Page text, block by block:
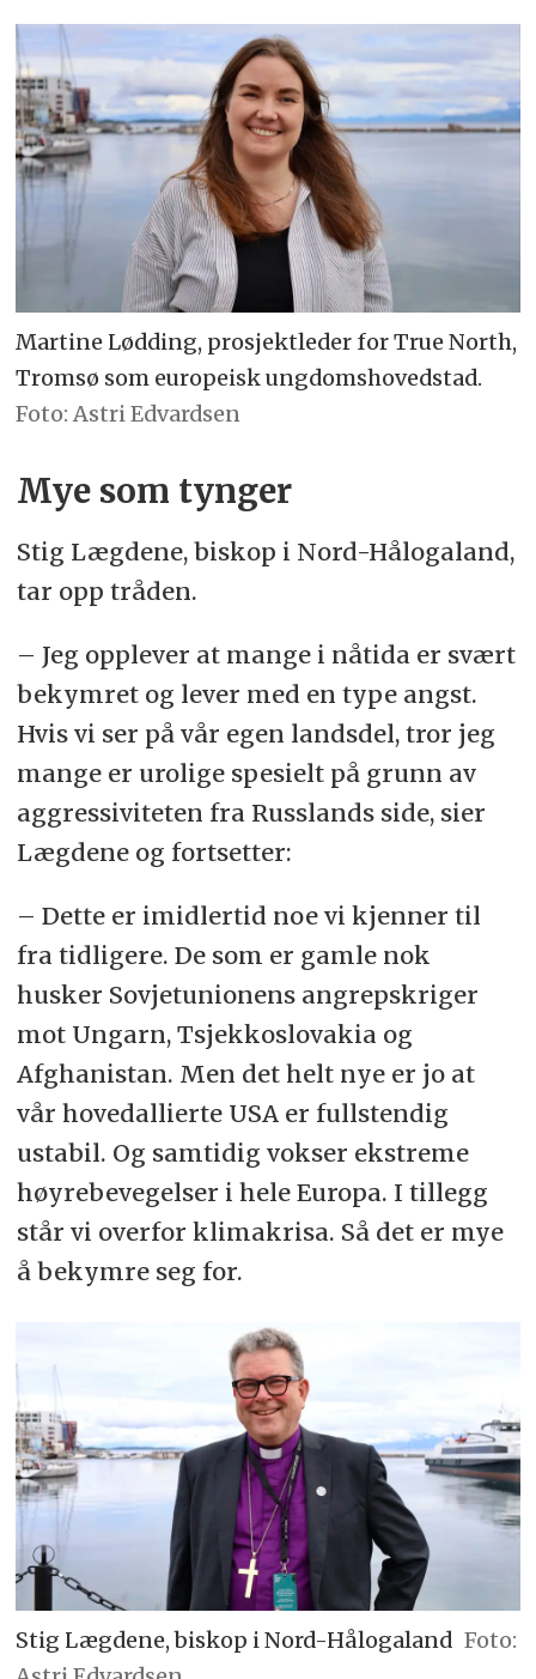
Martine Lødding, prosjektleder for True North,
Tromsø som europeisk ungdomshovedstad.
Astri Edvardsen
Mye som tynger
Stig Lægdene, biskop i Nord-Hålogaland,
tar opp tråden.
– Jeg opplever at mange i nåtida er svært
bekymret og lever med en type angst.
Hvis vi ser på vår egen landsdel, tror jeg
mange er urolige spesielt på grunn av
aggressiviteten fra Russlands side, sier
Lægdene og fortsetter:
– Dette er imidlertid noe vi kjenner til
fra tidligere. De som er gamle nok
husker Sovjetunionens angrepskriger
mot Ungarn, Tsjekkoslovakia og
Afghanistan. Men det helt nye er jo at
vår hovedallierte USA er fullstendig
ustabil. Og samtidig vokser ekstreme
høyrebevegelser i hele Europa. I tillegg
står vi overfor klimakrisa. Så det er mye
å bekymre seg for.
Stig Lægdene, biskop i Nord-Hålogaland